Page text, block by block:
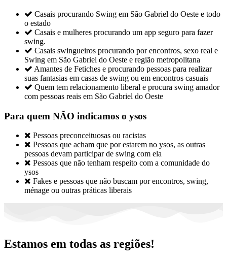
 Casais procurando Swing em São Gabriel do Oeste e todo
o estado
 Casais e mulheres procurando um app seguro para fazer
swing.
 Casais swingueiros procurando por encontros, sexo real e
Swing em São Gabriel do Oeste e região metropolitana
 Amantes de Fetiches e procurando pessoas para realizar
suas fantasias em casas de swing ou em encontros casuais
 Quem tem relacionamento liberal e procura swing amador
com pessoas reais em São Gabriel do Oeste
Para quem NÃO indicamos o ysos
 Pessoas preconceituosas ou racistas
 Pessoas que acham que por estarem no ysos, as outras
pessoas devam participar de swing com ela
 Pessoas que não tenham respeito com a comunidade do
ysos
 Fakes e pessoas que não buscam por encontros, swing,
ménage ou outras práticas liberais
Estamos em todas as regiões!